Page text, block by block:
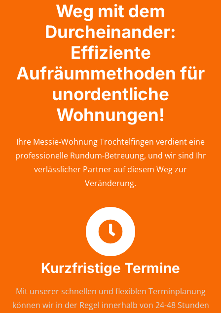
Weg mit dem
Durcheinander:
Effiziente
Aufräummethoden für
unordentliche
Wohnungen!
Ihre Messie-Wohnung Trochtelfingen verdient eine
professionelle Rundum-Betreuung, und wir sind Ihr
verlässlicher Partner auf diesem Weg zur
Veränderung.
Kurzfristige Termine
Mit unserer schnellen und flexiblen Terminplanung
können wir in der Regel innerhalb von 24-48 Stunden